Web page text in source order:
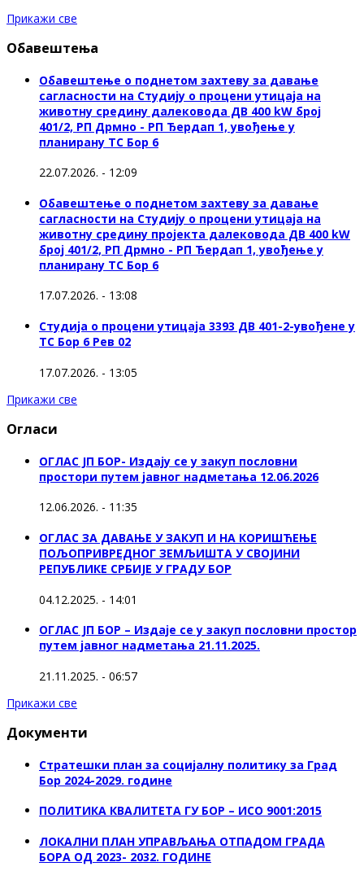
Прикажи све
Обавештења
Обавештење о поднетом захтеву за давање
сагласности на Студију о процени утицаја на
животну средину далековода ДВ 400 kW број
401/2, РП Дрмно - РП Ђердап 1, увођење у
планирану ТС Бор 6
22.07.2026. - 12:09
Обавештење о поднетом захтеву за давање
сагласности на Студију о процени утицаја на
животну средину пројекта далековода ДВ 400 kW
број 401/2, РП Дрмно - РП Ђердап 1, увођење у
планирану ТС Бор 6
17.07.2026. - 13:08
Студија о процени утицаја 3393 ДВ 401-2-увођене у
ТС Бор 6 Рев 02
17.07.2026. - 13:05
Прикажи све
Огласи
ОГЛАС ЈП БОР- Издају се у закуп пословни
простори путем јавног надметања 12.06.2026
12.06.2026. - 11:35
ОГЛАС ЗА ДАВАЊЕ У ЗАКУП И НА КОРИШЋЕЊЕ
ПОЉОПРИВРЕДНОГ ЗЕМЉИШТА У СВОЈИНИ
РЕПУБЛИКЕ СРБИЈЕ У ГРАДУ БОР
04.12.2025. - 14:01
ОГЛАС ЈП БОР – Издаје се у закуп пословни простор
путем јавног надметања 21.11.2025.
21.11.2025. - 06:57
Прикажи све
Документи
Стратешки план за социјалну политику за Град
Бор 2024-2029. године
ПОЛИТИКА КВАЛИТЕТА ГУ БОР – ИСО 9001:2015
ЛОКАЛНИ ПЛАН УПРАВЉАЊА ОТПАДОМ ГРАДА
БОРА ОД 2023- 2032. ГОДИНЕ